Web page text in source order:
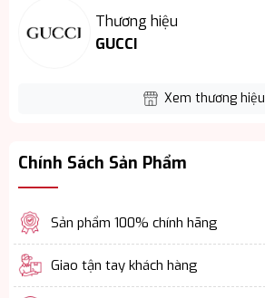
Thương hiệu
GUCCI
Xem thương hiệu
Chính Sách Sản Phẩm
Sản phẩm 100% chính hãng
Giao tận tay khách hàng